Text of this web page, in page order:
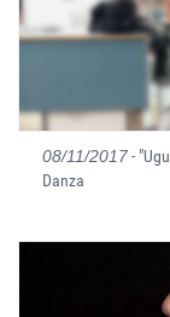
08/11/2017-
Danza